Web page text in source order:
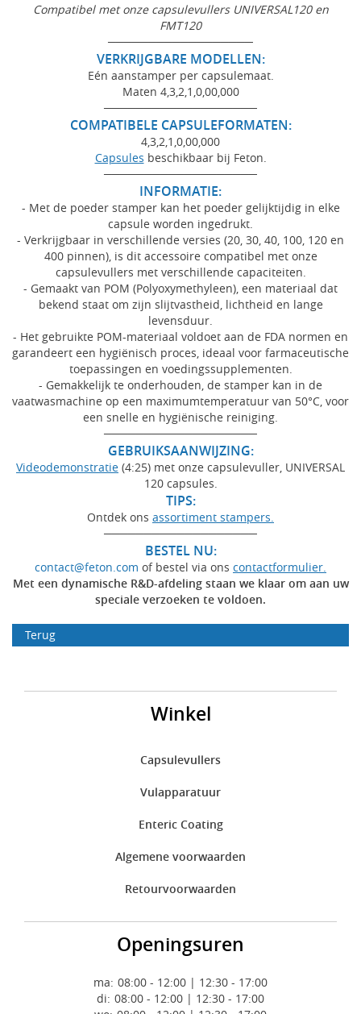
Compatibel met onze capsulevullers UNIVERSAL120 en
FMT120
──────────────────
VERKRIJGBARE MODELLEN:
Eén aanstamper per capsulemaat.
Maten 4,3,2,1,0,00,000
───────────────────
COMPATIBELE CAPSULEFORMATEN:
4,3,2,1,0,00,000
Capsules beschikbaar bij Feton.
───────────────────
INFORMATIE:
- Met de poeder stamper kan het poeder gelijktijdig in elke
capsule worden ingedrukt.
- Verkrijgbaar in verschillende versies (20, 30, 40, 100, 120 en
400 pinnen), is dit accessoire compatibel met onze
capsulevullers met verschillende capaciteiten.
- Gemaakt van POM (Polyoxymethyleen), een materiaal dat
bekend staat om zijn slijtvastheid, lichtheid en lange
levensduur.
- Het gebruikte POM-materiaal voldoet aan de FDA normen en
garandeert een hygiënisch proces, ideaal voor farmaceutische
toepassingen en voedingssupplementen.
- Gemakkelijk te onderhouden, de stamper kan in de
vaatwasmachine op een maximumtemperatuur van 50°C, voor
een snelle en hygiënische reiniging.
───────────────────
GEBRUIKSAANWIJZING:
Videodemonstratie (4:25) met onze capsulevuller, UNIVERSAL
120 capsules.
TIPS:
Ontdek ons assortiment stampers.
───────────────────
BESTEL NU:
contact@feton.com of bestel via ons contactformulier.
Met een dynamische R&D-afdeling staan we klaar om aan uw
speciale verzoeken te voldoen.
Terug
Winkel
Capsulevullers
Vulapparatuur
Enteric Coating
Algemene voorwaarden
Retourvoorwaarden
Openingsuren
ma: 08:00 - 12:00 | 12:30 - 17:00
di: 08:00 - 12:00 | 12:30 - 17:00